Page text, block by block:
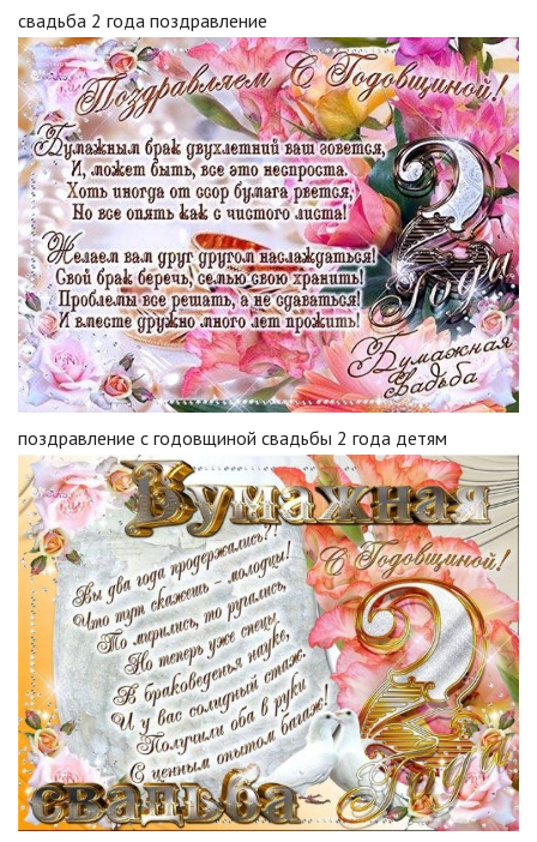
свадьба 2 года поздравление
поздравление с годовщиной свадьбы 2 года детям